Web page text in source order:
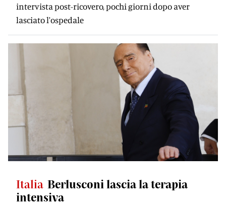
intervista post-ricovero, pochi giorni dopo aver
lasciato l'ospedale
Italia Berlusconi lascia la terapia
intensiva